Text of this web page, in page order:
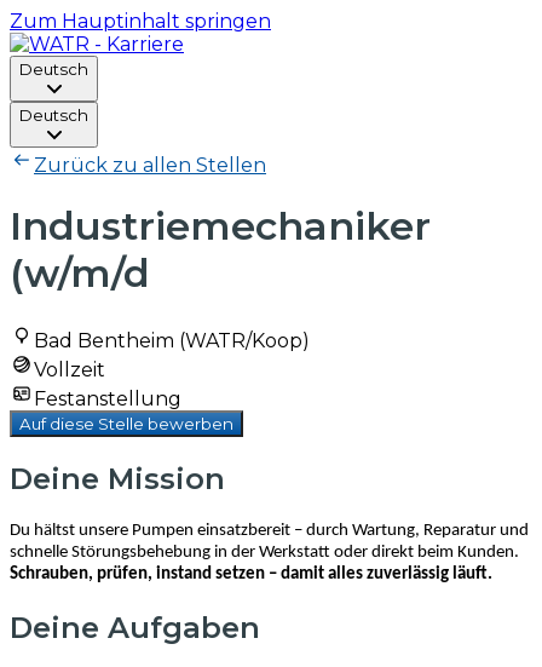
Zum Hauptinhalt springen
Deutsch
Deutsch
Zurück zu allen Stellen
Industriemechaniker
(w/m/d
Bad Bentheim (WATR/Koop)
Vollzeit
Festanstellung
Auf diese Stelle bewerben
Deine Mission
Du hältst unsere Pumpen einsatzbereit – durch Wartung, Reparatur und
schnelle Störungsbehebung in der Werkstatt oder direkt beim Kunden.
Schrauben, prüfen, instand setzen – damit alles zuverlässig läuft.
Deine Aufgaben